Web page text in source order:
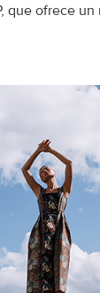
que ofrece